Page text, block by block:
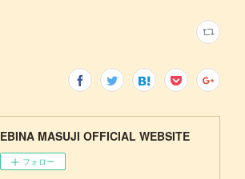
EBINA MASUJI OFFICIAL WEBSITE
フォロー